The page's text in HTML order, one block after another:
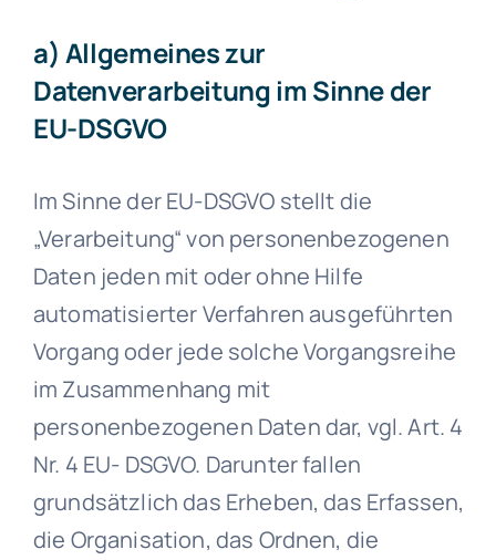
a) Allgemeines zur
Datenverarbeitung im Sinne der
EU-DSGVO
Im Sinne der EU-DSGVO stellt die
„Verarbeitung“ von personenbezogenen
Daten jeden mit oder ohne Hilfe
automatisierter Verfahren ausgeführten
Vorgang oder jede solche Vorgangsreihe
im Zusammenhang mit
personenbezogenen Daten dar, vgl. Art. 4
Nr. 4 EU- DSGVO. Darunter fallen
grundsätzlich das Erheben, das Erfassen,
die Organisation, das Ordnen, die